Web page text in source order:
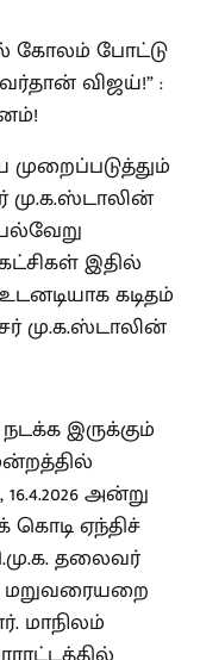
மு.க.ஸ்டாலின்
இதில்
கடிதம்
மு.க.ஸ்டாலின்
இருக்கும்
அன்று
கொடி ஏந்திச்
தலைவர்
மறுவரையறை
மாநிலம்